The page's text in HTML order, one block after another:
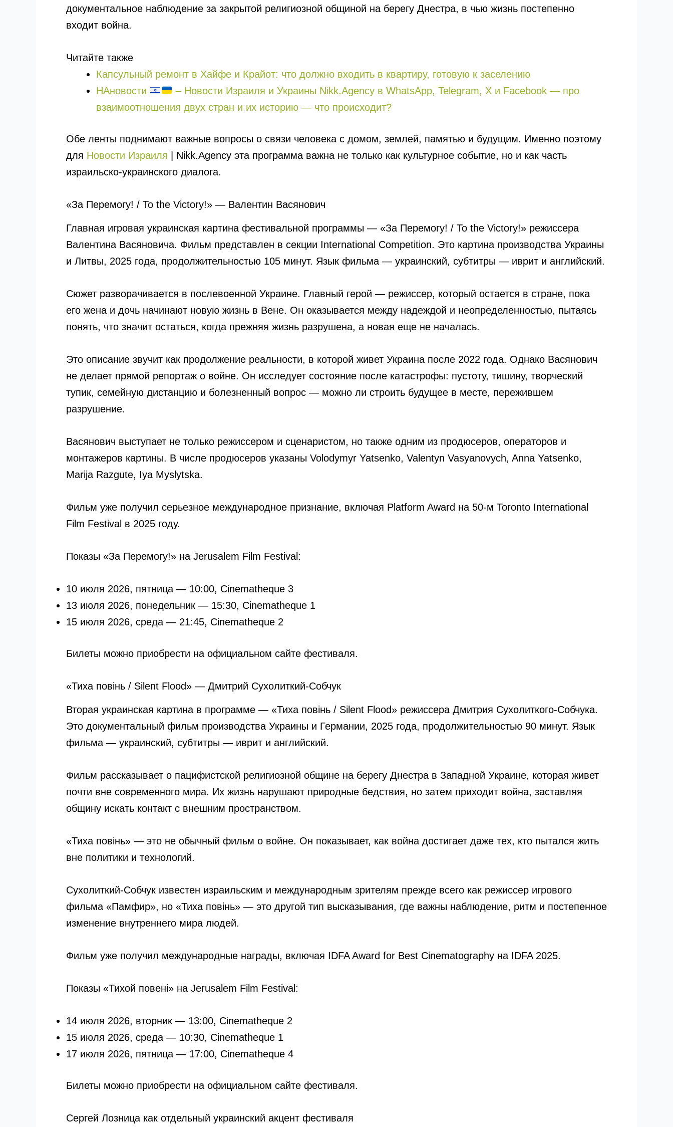
документальное наблюдение за закрытой религиозной общиной на берегу Днестра, в чью жизнь постепенно
входит война.
Читайте также
Капсульный ремонт в Хайфе и Крайот: что должно входить в квартиру, готовую к заселению
НАновости
– Новости Израиля и Украины Nikk.Agency в WhatsApp, Telegram, X и Facebook — про
взаимоотношения двух стран и их историю — что происходит?
Обе ленты поднимают важные вопросы о связи человека с домом, землей, памятью и будущим. Именно поэтому
для Новости Израиля | Nikk.Agency эта программа важна не только как культурное событие, но и как часть
израильско-украинского диалога.
«За Перемогу! / To the Victory!» — Валентин Васянович
Главная игровая украинская картина фестивальной программы — «За Перемогу! / To the Victory!» режиссера
Валентина Васяновича. Фильм представлен в секции International Competition. Это картина производства Украины
и Литвы, 2025 года, продолжительностью 105 минут. Язык фильма — украинский, субтитры — иврит и английский.
Сюжет разворачивается в послевоенной Украине. Главный герой — режиссер, который остается в стране, пока
его жена и дочь начинают новую жизнь в Вене. Он оказывается между надеждой и неопределенностью, пытаясь
понять, что значит остаться, когда прежняя жизнь разрушена, а новая еще не началась.
Это описание звучит как продолжение реальности, в которой живет Украина после 2022 года. Однако Васянович
не делает прямой репортаж о войне. Он исследует состояние после катастрофы: пустоту, тишину, творческий
тупик, семейную дистанцию и болезненный вопрос — можно ли строить будущее в месте, пережившем
разрушение.
Васянович выступает не только режиссером и сценаристом, но также одним из продюсеров, операторов и
монтажеров картины. В числе продюсеров указаны Volodymyr Yatsenko, Valentyn Vasyanovych, Anna Yatsenko,
Marija Razgute, Iya Myslytska.
Фильм уже получил серьезное международное признание, включая Platform Award на 50-м Toronto International
Film Festival в 2025 году.
Показы «За Перемогу!» на Jerusalem Film Festival:
10 июля 2026, пятница — 10:00, Cinematheque 3
13 июля 2026, понедельник — 15:30, Cinematheque 1
15 июля 2026, среда — 21:45, Cinematheque 2
Билеты можно приобрести на официальном сайте фестиваля.
«Тиха повінь / Silent Flood» — Дмитрий Сухолиткий-Собчук
Вторая украинская картина в программе — «Тиха повінь / Silent Flood» режиссера Дмитрия Сухолиткого-Собчука.
Это документальный фильм производства Украины и Германии, 2025 года, продолжительностью 90 минут. Язык
фильма — украинский, субтитры — иврит и английский.
Фильм рассказывает о пацифистской религиозной общине на берегу Днестра в Западной Украине, которая живет
почти вне современного мира. Их жизнь нарушают природные бедствия, но затем приходит война, заставляя
общину искать контакт с внешним пространством.
«Тиха повінь» — это не обычный фильм о войне. Он показывает, как война достигает даже тех, кто пытался жить
вне политики и технологий.
Сухолиткий-Собчук известен израильским и международным зрителям прежде всего как режиссер игрового
фильма «Памфир», но «Тиха повінь» — это другой тип высказывания, где важны наблюдение, ритм и постепенное
изменение внутреннего мира людей.
Фильм уже получил международные награды, включая IDFA Award for Best Cinematography на IDFA 2025.
Показы «Тихой повені» на Jerusalem Film Festival:
14 июля 2026, вторник — 13:00, Cinematheque 2
15 июля 2026, среда — 10:30, Cinematheque 1
17 июля 2026, пятница — 17:00, Cinematheque 4
Билеты можно приобрести на официальном сайте фестиваля.
Сергей Лозница как отдельный украинский акцент фестиваля